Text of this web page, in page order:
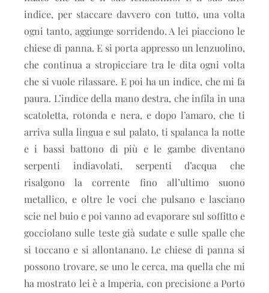
indice, per staccare davvero con tutto, una volta
ogni tanto, aggiunge sorridendo. A lei piacciono le
chiese di panna. E si porta appresso un lenzuolino,
che continua a stropicciare tra le dita ogni volta
che si vuole rilassare. E poi ha un indice, che mi fa
paura. L’indice della mano destra, che infila in una
scatoletta, rotonda e nera, e dopo l’amaro, che ti
arriva sulla lingua e sul palato, ti spalanca la notte
e i bassi battono di più e le gambe diventano
serpenti indiavolati, serpenti d’acqua che
risalgono la corrente fino all’ultimo suono
metallico, e oltre le voci che pulsano e lasciano
scie nel buio e poi vanno ad evaporare sul soffitto e
gocciolano sulle teste già sudate e sulle spalle che
si toccano e si allontanano. Le chiese di panna si
possono trovare, se uno le cerca, ma quella che mi
ha mostrato lei è a Imperia, con precisione a Porto